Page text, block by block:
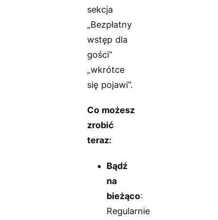
sekcja
„Bezpłatny
wstęp dla
gości”
„wkrótce
się pojawi”.
Co możesz
zrobić
teraz:
Bądź
na
bieżąco:
Regularnie